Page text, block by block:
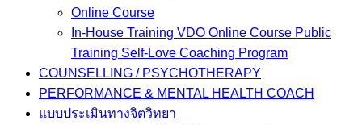
Online Course
In-House Training VDO Online Course Public
Training Self-Love Coaching Program
COUNSELLING / PSYCHOTHERAPY
PERFORMANCE & MENTAL HEALTH COACH
แบบประเมินทางจิตวิทยา